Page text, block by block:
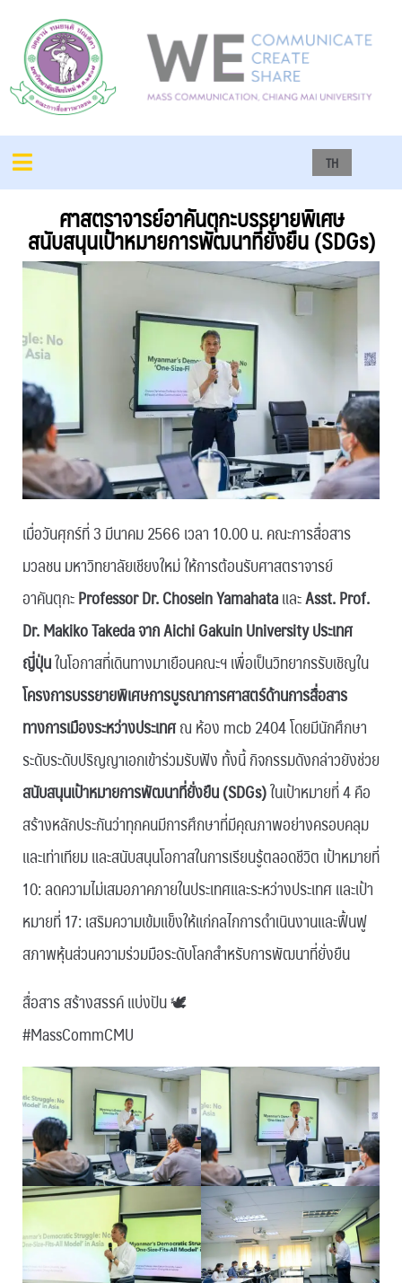
TH
ศาสตราจารย์อาคันตุกะบรรยายพิเศษ
สนับสนุนเป้าหมายการพัฒนาที่ยั่งยืน (SDGs)
เมื่อวันศุกร์ที่ 3 มีนาคม 2566 เวลา 10.00 น. คณะการสื่อสาร
มวลชน มหาวิทยาลัยเชียงใหม่ ให้การต้อนรับศาสตราจารย์
อาคันตุกะProfessor Dr. Chosein YamahataและAsst. Prof.
Dr. Makiko Takeda จาก Aichi Gakuin University ประเทศ
ญี่ปุ่นในโอกาสที่เดินทางมาเยือนคณะฯ เพื่อเป็นวิทยากรรับเชิญใน
โครงการบรรยายพิเศษการบูรณาการศาสตร์ด้านการสื่อสาร
ทางการเมืองระหว่างประเทศณ ห้อง mcb 2404 โดยมีนักศึกษา
ระดับระดับปริญญาเอกเข้าร่วมรับฟัง ทั้งนี้ กิจกรรมดังกล่าวยังช่วย
สนับสนุนเป้าหมายการพัฒนาที่ยั่งยืน (SDGs)ในเป้าหมายที่ 4 คือ
สร้างหลักประกันว่าทุกคนมีการศึกษาที่มีคุณภาพอย่างครอบคลุม
และเท่าเทียม และสนับสนุนโอกาสในการเรียนรู้ตลอดชีวิต เป้าหมายที่
10: ลดความไม่เสมอภาคภายในประเทศและระหว่างประเทศ และเป้า
หมายที่ 17: เสริมความเข้มแข็งให้แก่กลไกการดำเนินงานและฟื้นฟู
สภาพหุ้นส่วนความร่วมมือระดับโลกสำหรับการพัฒนาที่ยั่งยืน
สื่อสาร สร้างสรรค์ แบ่งปัน 🕊
#MassCommCMU